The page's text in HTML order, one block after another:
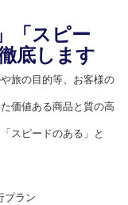
「スピー
底します
旅の目的等、お客様の
価値ある商品と質の高
スピードのある」と
プラン